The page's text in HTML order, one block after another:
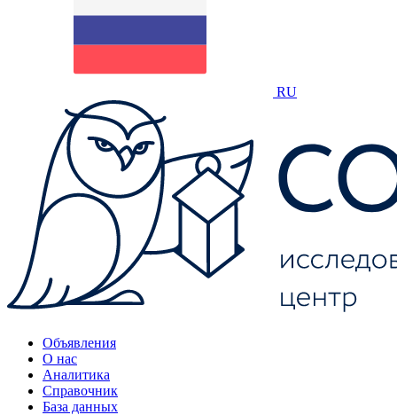
RU
Объявления
О нас
Аналитика
Справочник
База данных